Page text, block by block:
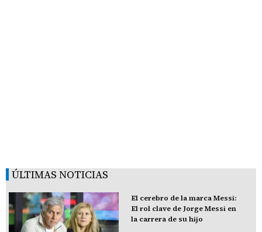
ÚLTIMAS NOTICIAS
El cerebro de la marca Messi:
El rol clave de Jorge Messi en
la carrera de su hijo